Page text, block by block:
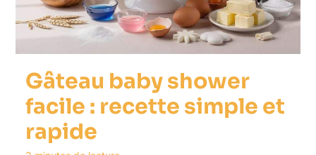
Gâteau baby shower
facile : recette simple et
rapide